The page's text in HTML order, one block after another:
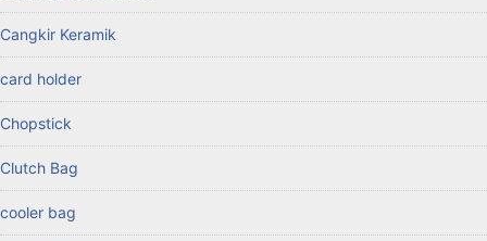
Cangkir Keramik
card holder
Chopstick
Clutch Bag
cooler bag